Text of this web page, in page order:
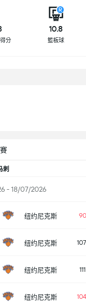
分
10.8
籃板球
刺
- 18/07/2026
纽约尼克斯 90
纽约尼克斯 107
纽约尼克斯 111
纽约尼克斯 104